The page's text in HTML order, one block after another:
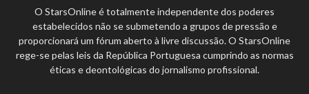
O StarsOnline é totalmente independente dos poderes
estabelecidos não se submetendo a grupos de pressão e
proporcionará um fórum aberto à livre discussão. O StarsOnline
rege-se pelas leis da República Portuguesa cumprindo as normas
éticas e deontológicas do jornalismo profissional.